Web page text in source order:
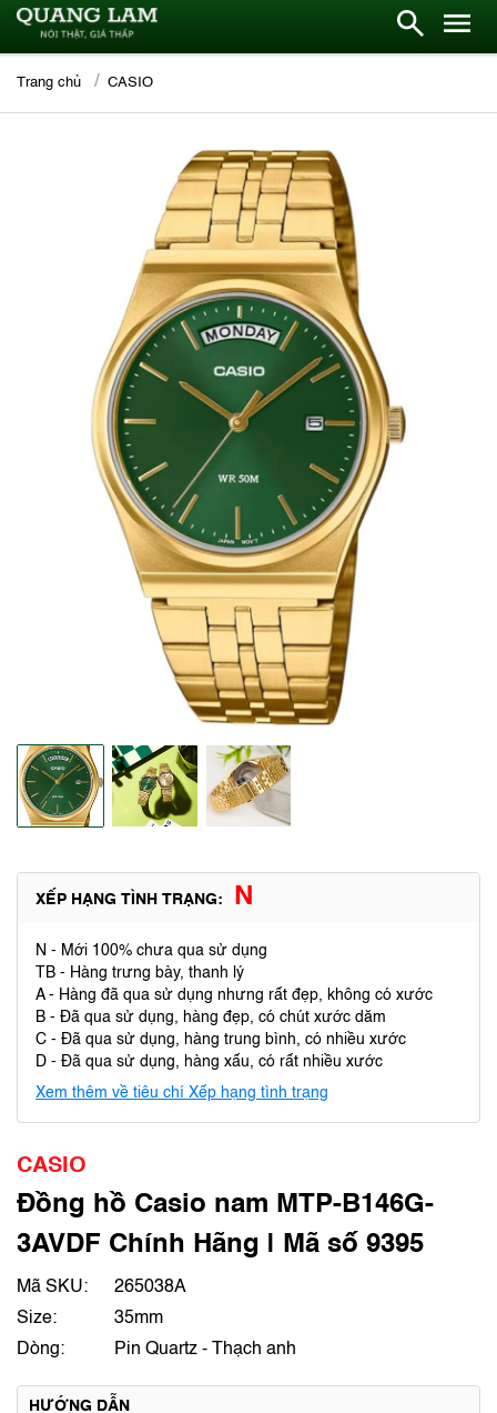
Trang chủ CASIO
XẾP HẠNG TÌNH TRẠNG: N
N - Mới 100% chưa qua sử dụng
TB - Hàng trưng bày, thanh lý
A - Hàng đã qua sử dụng nhưng rất đẹp, không có xước
B - Đã qua sử dụng, hàng đẹp, có chút xước dăm
C - Đã qua sử dụng, hàng trung bình, có nhiều xước
D - Đã qua sử dụng, hàng xấu, có rất nhiều xước
Xem thêm về tiêu chí Xếp hạng tình trạng
CASIO
Đồng hồ Casio nam MTP-B146G-
3AVDF Chính Hãng | Mã số 9395
Mã SKU:
265038A
Size:
35mm
Dòng:
Pin Quartz - Thạch anh
HƯỚNG DẪN